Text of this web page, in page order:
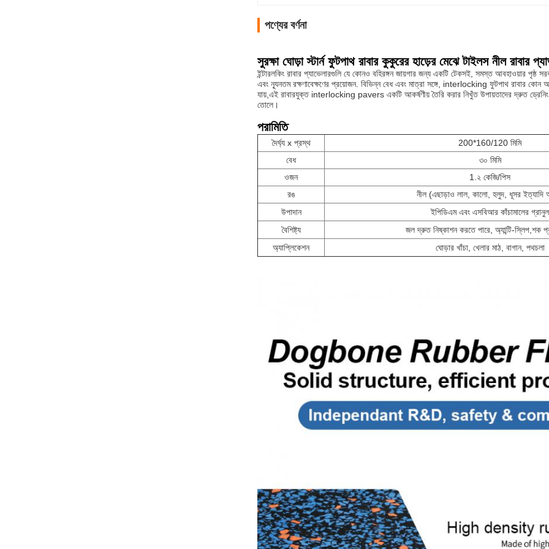
পণ্যের বর্ণনা
সুরক্ষা ঘোড়া স্টার্ন ফুটপাথ রাবার কুকুরের হাড়ের মেঝে টাইলস নীল রাবার
ইন্টারলকিং রাবার প্যাভেলারগুলি যে কোনও বহিরঙ্গন জায়গার জন্য একটি টেকসই, সমস্ত আবহাওয়ার
এবং ন্যূনতম রক্ষণাবেক্ষণের প্রয়োজন. বিভিন্ন বেধ এবং মাত্রা সঙ্গে, interlocking ফুটপাথ রাবার
যায়,এই রাবারযুক্ত interlocking pavers একটি আকর্ষণীয় তৈরি করার নিখুঁত উপায়তাদের দ্রুত ড্রেনিং
তোলে।
পরামিতি
দৈর্ঘ্য x প্রস্থ
200*160/120 মিমি
বেধ
৩০ মিমি
ওজন
1.২ কেজি/পিস
রঙ
নীল (এছাড়াও লাল, কালো, হলুদ, ধূসর ইত্যাদি
উপাদান
ইপিডিএম এবং এসবিআর কাঁচামালের গ্রানুল
বৈশিষ্ট্য
জল দ্রুত নিষ্কাশন করতে পারে, অ্যান্টি-স্লিপ, শক
অ্যাপ্লিকেশন
ঘোড়ার খাঁচা, খেলার মাঠ, বাগান, পথচলা